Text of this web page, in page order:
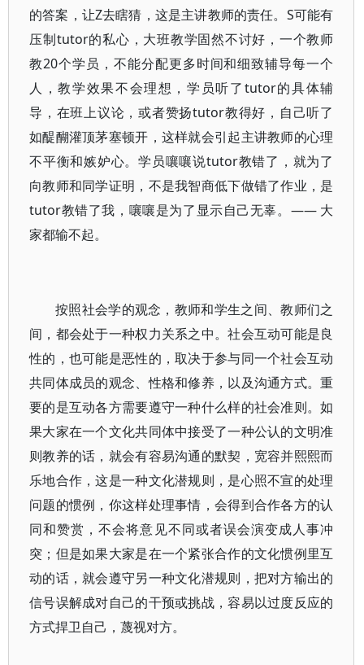
的答案，让Z去瞎猜，这是主讲教师的责任。S可能有
压制tutor的私心，大班教学固然不讨好，一个教师
教20个学员，不能分配更多时间和细致辅导每一个
人，教学效果不会理想，学员听了tutor的具体辅
导，在班上议论，或者赞扬tutor教得好，自己听了
如醍醐灌顶茅塞顿开，这样就会引起主讲教师的心理
不平衡和嫉妒心。学员嚷嚷说tutor教错了，就为了
向教师和同学证明，不是我智商低下做错了作业，是
tutor教错了我，嚷嚷是为了显示自己无辜。——大
家都输不起。
按照社会学的观念，教师和学生之间、教师们之
间，都会处于一种权力关系之中。社会互动可能是良
性的，也可能是恶性的，取决于参与同一个社会互动
共同体成员的观念、性格和修养，以及沟通方式。重
要的是互动各方需要遵守一种什么样的社会准则。如
果大家在一个文化共同体中接受了一种公认的文明准
则教养的话，就会有容易沟通的默契，宽容并熙熙而
乐地合作，这是一种文化潜规则，是心照不宣的处理
问题的惯例，你这样处理事情，会得到合作各方的认
同和赞赏，不会将意见不同或者误会演变成人事冲
突；但是如果大家是在一个紧张合作的文化惯例里互
动的话，就会遵守另一种文化潜规则，把对方输出的
信号误解成对自己的干预或挑战，容易以过度反应的
方式捍卫自己，蔑视对方。